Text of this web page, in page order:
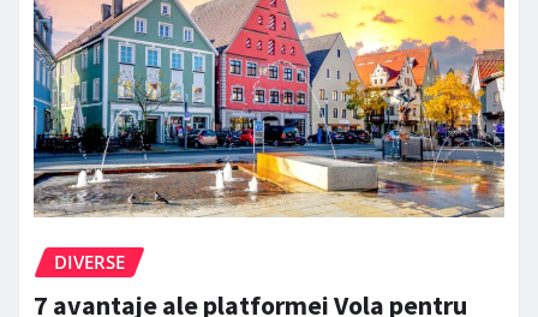
DIVERSE
7 avantaje ale platformei Vola pentru